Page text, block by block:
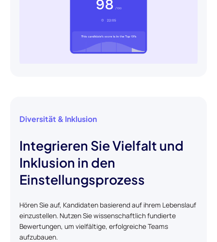
Diversität & Inklusion
Integrieren Sie Vielfalt und
Inklusion in den
Einstellungsprozess
Hören Sie auf, Kandidaten basierend auf ihrem Lebenslauf
einzustellen. Nutzen Sie wissenschaftlich fundierte
Bewertungen, um vielfältige, erfolgreiche Teams
aufzubauen.